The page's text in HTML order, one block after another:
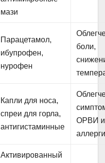
мази
Парацетамол,
ибупрофен,
нурофен
боли,
Капли для носа,
спреи для горла,
антигистаминные
ОРВИ и
Активированный